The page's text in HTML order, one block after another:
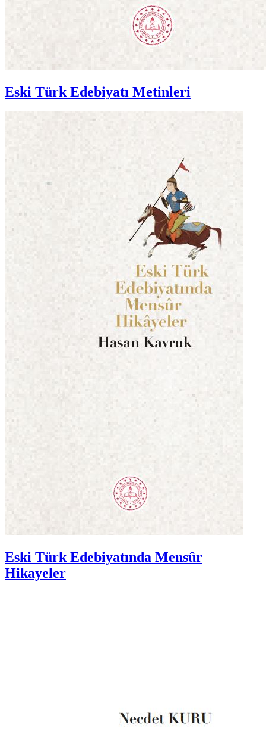
Eski Türk Edebiyatı Metinleri
Eski Türk Edebiyatında Mensûr
Hikayeler